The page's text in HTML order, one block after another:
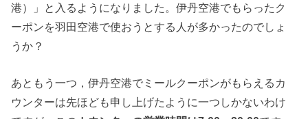
港）」と入るようになりました。伊丹空港でもらったク
ーポンを羽田空港で使おうとする人が多かったのでしょ
うか？
あともう一つ，伊丹空港でミールクーポンがもらえるカ
ウンターは先ほども申し上げたように一つしかないわけ